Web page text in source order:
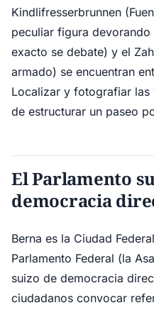
Kindlifresserbrunnen
peculiar figura
exacto se debate) y el
armado) se encuentran
Localizar y fotografiar las
de estructurar un paseo
El Parlamento
democracia
Berna es la Ciudad
Parlamento Federal (la
suizo de democracia
ciudadanos convocar